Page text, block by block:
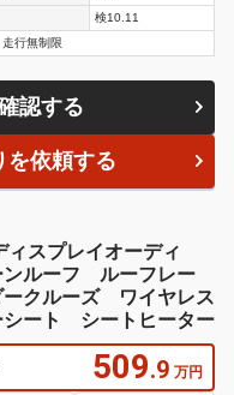
検10.11
行無制限
認する
を依頼する
スプレイオーディ
ルーフ ルーフレー
クルーズ ワイヤレス
ート シートヒーター
509.9 万円